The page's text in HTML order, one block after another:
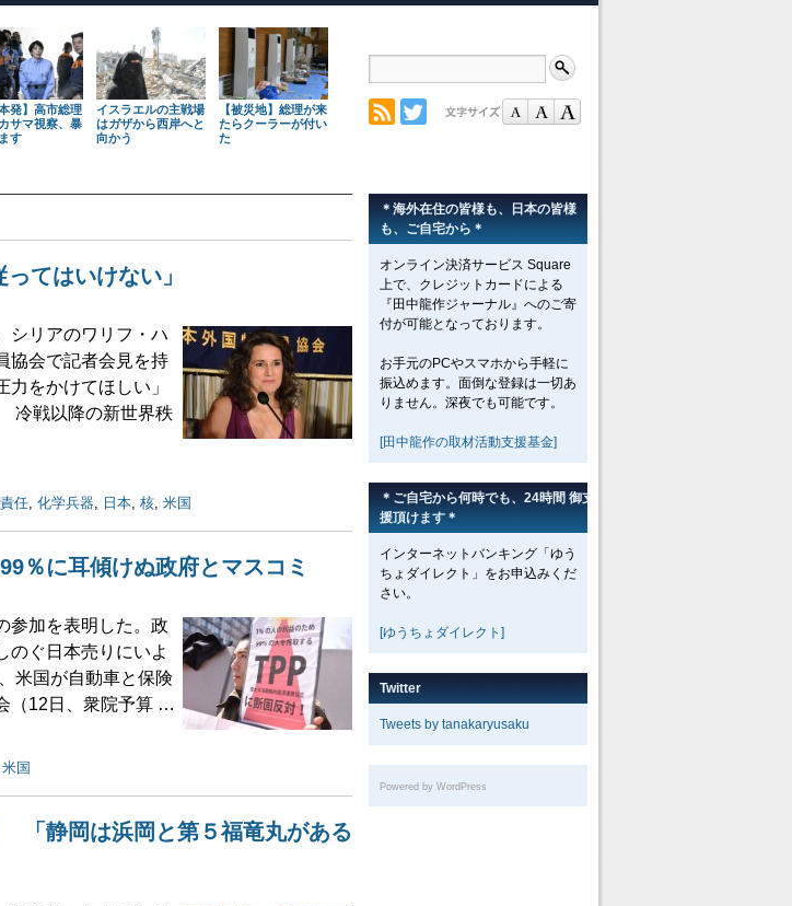
本発】高市総理
サマ視察、暴
す
イスラエルの主戦場
はガザから西岸へと
向かう
【被災地】総理が来
たらクーラーが付い
た
てはいけない」
シリアのワリフ・ハ
協会で記者会見を持
をかけてほしい」
冷戦以降の新世界秩
任, 化学兵器, 日本, 核, 米国
％に耳傾けぬ政府とマスコミ
参加を表明した。政
のぐ日本売りにいよ
米国が自動車と保険
（12日、衆院予算 …
米国
「静岡は浜岡と第５福竜丸がある
＊海外在住の皆様も、日本の皆様
も、ご自宅から＊
オンライン決済サービス Square
上で、クレジットカードによる
『田中龍作ジャーナル』へのご寄
付が可能となっております。
お手元のPCやスマホから手軽に
振込めます。面倒な登録は一切あ
りません。深夜でも可能です。
[田中龍作の取材活動支援基金]
＊ご自宅から何時でも、24時間 御支
援頂けます＊
インターネットバンキング「ゆう
ちょダイレクト」をお申込みくだ
さい。
[ゆうちょダイレクト]
Twitter
Tweets by tanakaryusaku
Powered by WordPress